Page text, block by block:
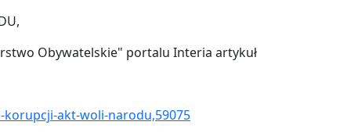
Obywatelskie" portalu Interia artykuł
akt-woli-narodu,59075